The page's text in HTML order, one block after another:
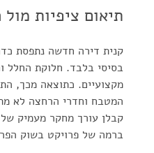
תיאום ציפיות
קנית דירה חדשה נתפסת
בסיסי בלבד. חלוקת החלל
מקצועיים. כתוצאה מכך,
המטבח וחדרי הרחצה לא
קבלן עורך מחקר מעמיק
ברמה של פרויקט בשוק